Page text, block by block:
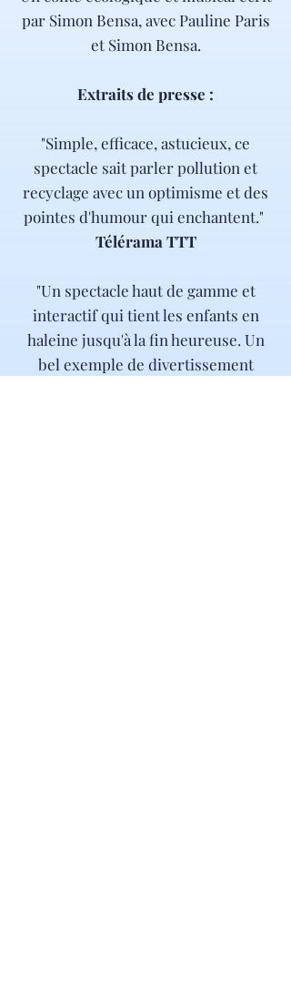
par Simon Bensa, avec Pauline Paris
et Simon Bensa.
Extraits de presse :
"Simple, efficace, astucieux, ce
spectacle sait parler pollution et
recyclage avec un optimisme et des
pointes d'humour qui enchantent."
Télérama TTT
"Un spectacle haut de gamme et
interactif qui tient les enfants en
haleine jusqu'à la fin heureuse. Un
bel exemple de divertissement